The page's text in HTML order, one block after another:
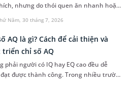
Năm, 30 tháng 7, 2026
nhưng do thói quen ăn nhanh hoặc
không ít người đã vô tình nuốt phải
Cấu tạo hạt mận thường cứng, có hai
nên khi đi vào đường tiêu hóa rất dễ
tâm lý hoang mang, lo lắng cho người
Bài viết dưới đây sẽ giải đáp chi tiết
thắc mắc nuốt phải hạt mận có sao
dưới góc nhìn y khoa và hướng dẫn cách
AQ là gì? Cách để cải thiện và
triển chỉ số AQ
phải người có IQ hay EQ cao đều dễ
được thành công. Trong nhiều trường